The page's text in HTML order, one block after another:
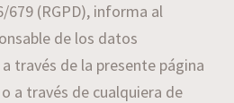
679 (RGPD), informa al
de los datos
través de la presente página
a través de cualquiera de